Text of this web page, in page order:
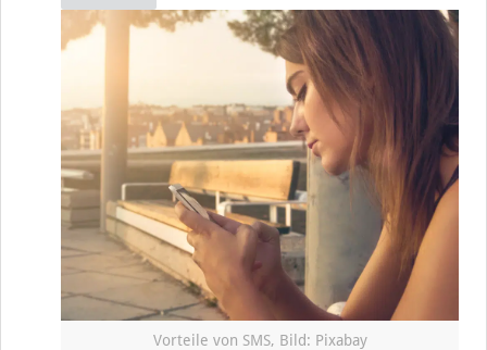
Vorteile von SMS, Bild: Pixabay